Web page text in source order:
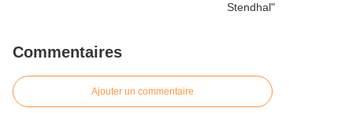
Commentaires
Ajouter un commentaire